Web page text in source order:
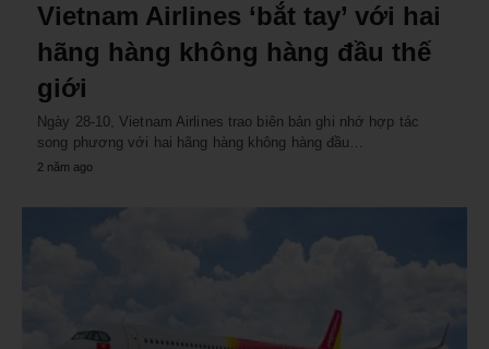
Vietnam Airlines ‘bắt tay’ với hai
hãng hàng không hàng đầu thế
giới
Ngày 28-10, Vietnam Airlines trao biên bản ghi nhớ hợp tác
song phương với hai hãng hàng không hàng đầu…
2 năm ago